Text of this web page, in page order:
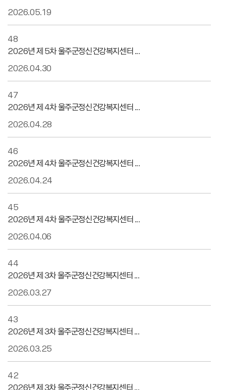
2026.05.19
48
2026년 제 5차 울주군정신건강복지센터 ...
2026.04.30
47
2026년 제 4차 울주군정신건강복지센터 ...
2026.04.28
46
2026년 제 4차 울주군정신건강복지센터 ...
2026.04.24
45
2026년 제 4차 울주군정신건강복지센터 ...
2026.04.06
44
2026년 제 3차 울주군정신건강복지센터 ...
2026.03.27
43
2026년 제 3차 울주군정신건강복지센터 ...
2026.03.25
42
2026년 제 3차 울주군정신건강복지센터 ...